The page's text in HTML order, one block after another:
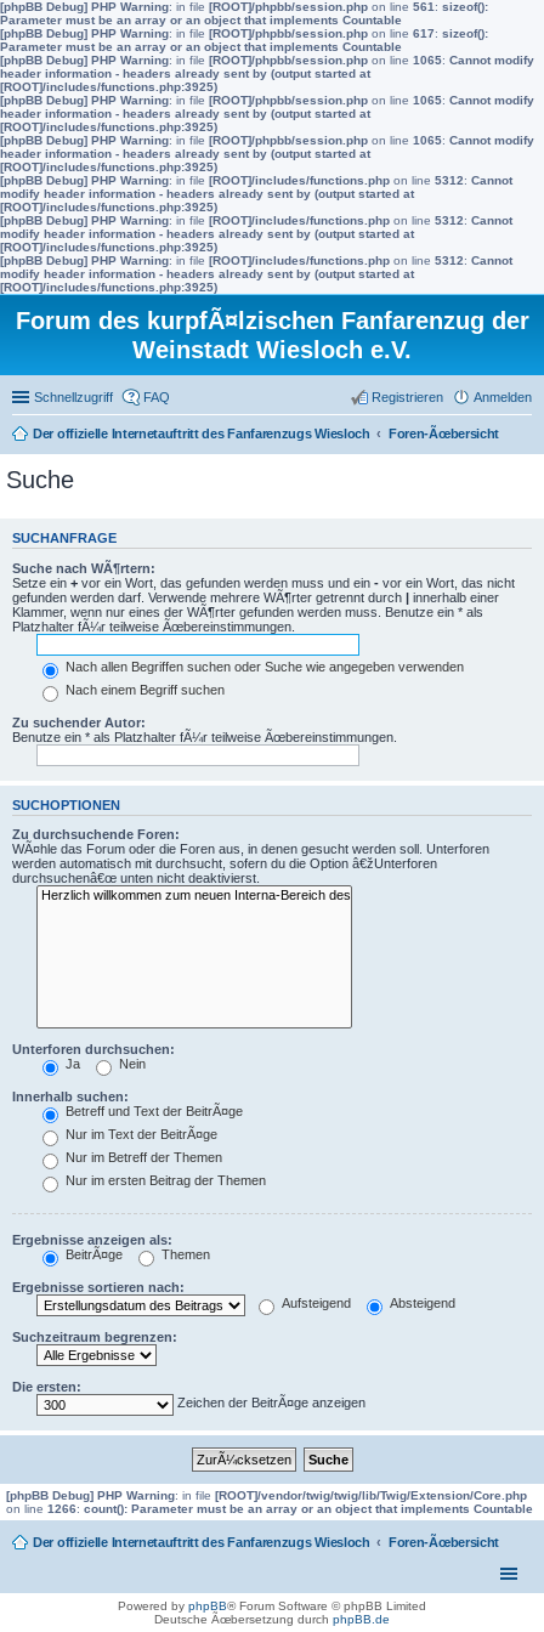
[phpBB Debug] PHP Warning: in file [ROOT]/phpbb/session.php on line 561 : sizeof():
Parameter must be an array or an object that implements Countable
[phpBB Debug] PHP Warning: in file [ROOT]/phpbb/session.php on line 617: sizeof():
Parameter must be an array or an object that implements Countable
[phpBB Debug] PHP Warning: in file [ROOT]/phpbb/session.php on line 1065: Cannot modify
header information - headers already sent by (output started at
[ROOT]/includes/functions.php:3925)
[phpBB Debug] PHP Warning: in file [ROOT]/phpbb/session.php on line 1065: Cannot modify
header information - headers already sent by (output started at
[ROOT]/includes/functions.php:3925)
[phpBB Debug] PHP Warning: in file [ROOT]/phpbb/session.php on line 1065: Cannot modify
header information - headers already sent by (output started at
[ROOT]/includes/functions.php:3925)
[phpBB Debug] PHP Warning: in file [ROOT]/includes/functions.php on line 5312: Cannot
modify header information - headers already sent by (output started at
[ROOT]/includes/functions.php:3925)
[phpBB Debug] PHP Warning: in file [ROOT]/includes/functions.php on line 5312: Cannot
modify header information - headers already sent by (output started at
[ROOT]/includes/functions.php:3925)
[phpBB Debug] PHP Warning: in file [ROOT]/includes/functions.php on line 5312: Cannot
modify header information - headers already sent by (output started at
[ROOT]/includes/functions.php:3925)
Forum des kurpfÃ¤lzischen Fanfarenzug der
Weinstadt Wiesloch e.V.
Schnellzugriff FAQ Anmelden
Registrieren
Der offizielle Internetauftritt des Fanfarenzugs Wiesloch Foren-Ãœbersicht
Suche
SUCHANFRAGE
Suche nach WÃ¶rtern:
Setze ein + vor ein Wort, das gefunden werden muss und ein - vor ein Wort, das nicht
gefunden werden darf. Verwende mehrere WÃ¶rter getrennt durch | innerhalb einer
Klammer, wenn nur eines der WÃ¶rter gefunden werden muss. Benutze ein * als
Platzhalter fÃ¼r teilweise Ãœbereinstimmungen.
Nach allen Begriffen suchen oder Suche wie angegeben verwenden
Nach einem Begriff suchen
Zu suchender Autor:
Benutze ein * als Platzhalter fÃ¼r teilweise Ãœbereinstimmungen.
SUCHOPTIONEN
Zu durchsuchende Foren:
WÃ¤hle das Forum oder die Foren aus, in denen gesucht werden soll. Unterforen
werden automatisch mit durchsucht, sofern du die Option â€žUnterforen
durchsuchenâ€œ unten nicht deaktivierst.
Unterforen durchsuchen:
Ja
Nein
Innerhalb suchen:
Betreff und Text der BeitrÃ¤ge
Nur im Text der BeitrÃ¤ge
Nur im Betreff der Themen
Nur im ersten Beitrag der Themen
Ergebnisse anzeigen als:
BeitrÃ¤ge
Themen
Ergebnisse sortieren nach:
Aufsteigend
Absteigend
Suchzeitraum begrenzen:
Die ersten:
Zeichen der BeitrÃ¤ge anzeigen
[phpBB Debug] PHP Warning: in file [ROOT]/vendor/twig/twig/lib/Twig/Extension/Core.php
on line 1266: count(): Parameter must be an array or an object that implements Countable
Der offizielle Internetauftritt des Fanfarenzugs Wiesloch Foren-Ãœbersicht
Powered by phpBB® Forum Software © phpBB Limited
Deutsche Ãœbersetzung durch phpBB.de